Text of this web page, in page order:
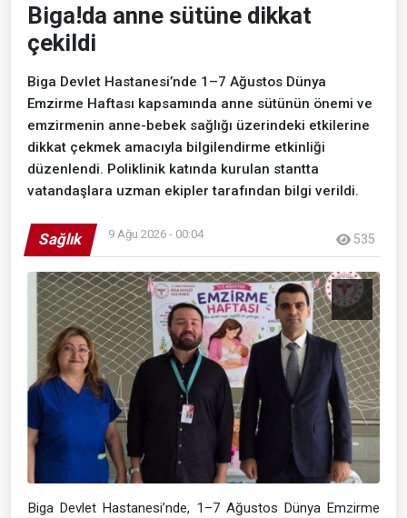
Biga!da anne sütüne dikkat
çekildi
Biga Devlet Hastanesi’nde 1–7 Ağustos Dünya
Emzirme Haftası kapsamında anne sütünün önemi ve
emzirmenin anne-bebek sağlığı üzerindeki etkilerine
dikkat çekmek amacıyla bilgilendirme etkinliği
düzenlendi. Poliklinik katında kurulan stantta
vatandaşlara uzman ekipler tarafından bilgi verildi.
Sağlık 9 Ağu 2026 - 00:04 535
Biga Devlet Hastanesi’nde, 1–7 Ağustos Dünya Emzirme